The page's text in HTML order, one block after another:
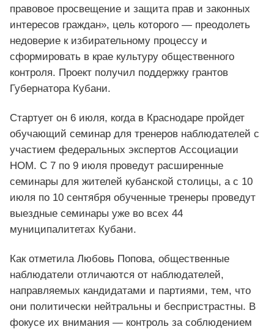
правовое просвещение и защита прав и законных
интересов граждан», цель которого — преодолеть
недоверие к избирательному процессу и
сформировать в крае культуру общественного
контроля. Проект получил поддержку грантов
Губернатора Кубани.
Стартует он 6 июля, когда в Краснодаре пройдет
обучающий семинар для тренеров наблюдателей с
участием федеральных экспертов Ассоциации
НОМ. С 7 по 9 июля проведут расширенные
семинары для жителей кубанской столицы, а с 10
июля по 10 сентября обученные тренеры проведут
выездные семинары уже во всех 44
муниципалитетах Кубани.
Как отметила Любовь Попова, общественные
наблюдатели отличаются от наблюдателей,
направляемых кандидатами и партиями, тем, что
они политически нейтральны и беспристрастны. В
фокусе их внимания — контроль за соблюдением